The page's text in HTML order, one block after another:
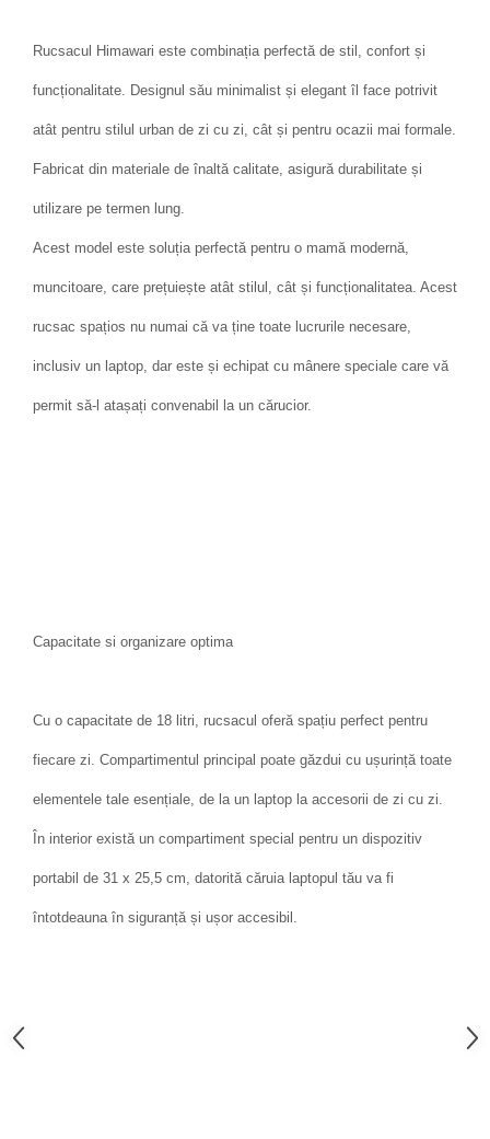
Rucsacul Himawari este combinația perfectă de stil, confort și
funcționalitate. Designul său minimalist și elegant îl face potrivit
atât pentru stilul urban de zi cu zi, cât și pentru ocazii mai formale.
Fabricat din materiale de înaltă calitate, asigură durabilitate și
utilizare pe termen lung.
Acest model este soluția perfectă pentru o mamă modernă,
muncitoare, care prețuiește atât stilul, cât și funcționalitatea. Acest
rucsac spațios nu numai că va ține toate lucrurile necesare,
inclusiv un laptop, dar este și echipat cu mânere speciale care vă
permit să-l atașați convenabil la un cărucior.
Capacitate si organizare optima
Cu o capacitate de 18 litri, rucsacul oferă spațiu perfect pentru
fiecare zi. Compartimentul principal poate găzdui cu ușurință toate
elementele tale esențiale, de la un laptop la accesorii de zi cu zi.
În interior există un compartiment special pentru un dispozitiv
portabil de 31 x 25,5 cm, datorită căruia laptopul tău va fi
întotdeauna în siguranță și ușor accesibil.